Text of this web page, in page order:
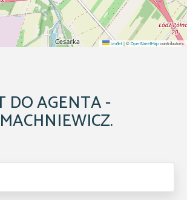
Leaflet|©OpenStreetMapcontributors
DO AGENTA -